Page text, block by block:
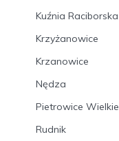
Kuźnia Raciborska
Krzyżanowice
Krzanowice
Nędza
Pietrowice Wielkie
Rudnik